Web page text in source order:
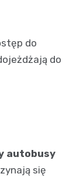
do
do
autobusy
się